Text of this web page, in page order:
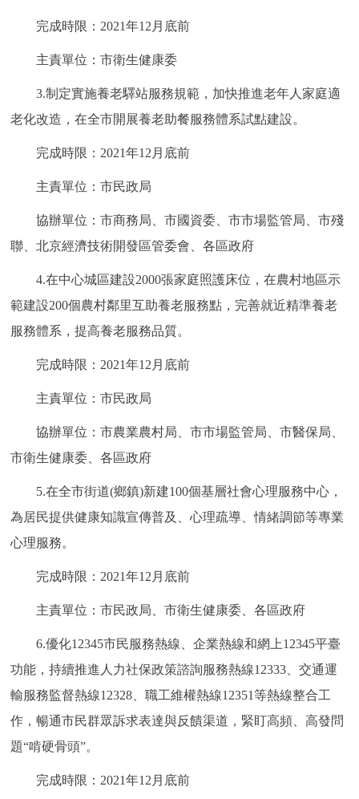
完成時限：2021年12月底前
主責單位：市衛生健康委
3.制定實施養老驛站服務規範，加快推進老年人家庭適
老化改造，在全市開展養老助餐服務體系試點建設。
完成時限：2021年12月底前
主責單位：市民政局
協辦單位：市商務局、市國資委、市市場監管局、市殘
聯、北京經濟技術開發區管委會、各區政府
4.在中心城區建設2000張家庭照護床位，在農村地區示
範建設200個農村鄰里互助養老服務點，完善就近精準養老
服務體系，提高養老服務品質。
完成時限：2021年12月底前
主責單位：市民政局
協辦單位：市農業農村局、市市場監管局、市醫保局、
市衛生健康委、各區政府
5.在全市街道(鄉鎮)新建100個基層社會心理服務中心，
為居民提供健康知識宣傳普及、心理疏導、情緒調節等專業
心理服務。
完成時限：2021年12月底前
主責單位：市民政局、市衛生健康委、各區政府
6.優化12345市民服務熱線、企業熱線和網上12345平臺
功能，持續推進人力社保政策諮詢服務熱線12333、交通運
輸服務監督熱線12328、職工維權熱線12351等熱線整合工
作，暢通市民群眾訴求表達與反饋渠道，緊盯高頻、高發問
題“啃硬骨頭”。
完成時限：2021年12月底前